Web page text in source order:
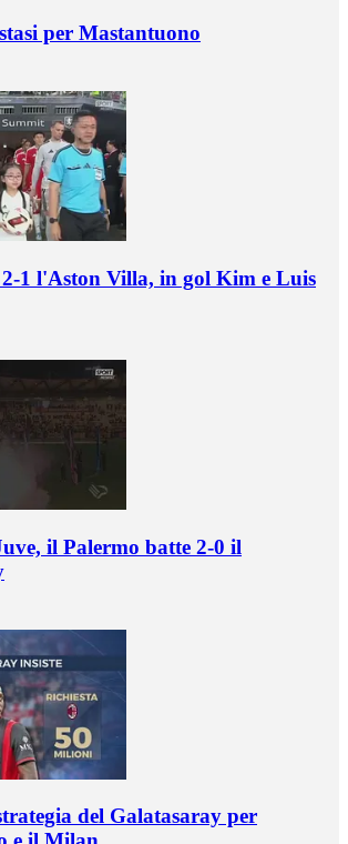
per Mastantuono
1 l'Aston Villa, in gol Kim e Luis
il Palermo batte 2-0 il
del Galatasaray per